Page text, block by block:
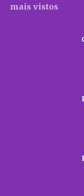
mais vistos